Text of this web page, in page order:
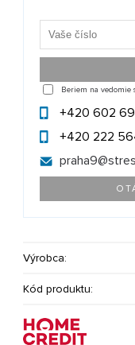
Beriem na vedomie
+420 602
+420 222
praha9@
Výrobca:
Kód produktu: